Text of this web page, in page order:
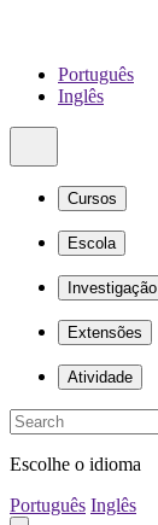
Português
Inglês
Cursos
Escola
Investigação
Extensões
Atividade
Escolhe o idioma
Português Inglês